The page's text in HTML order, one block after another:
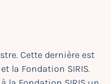
Cette dernière est
la Fondation SIRIS.